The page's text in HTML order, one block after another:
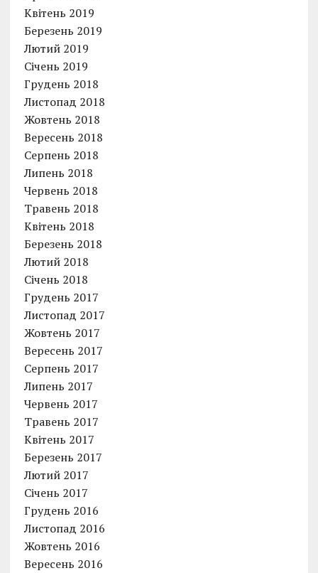
Квітень 2019
Березень 2019
Лютий 2019
Січень 2019
Грудень 2018
Листопад 2018
Жовтень 2018
Вересень 2018
Серпень 2018
Липень 2018
Червень 2018
Травень 2018
Квітень 2018
Березень 2018
Лютий 2018
Січень 2018
Грудень 2017
Листопад 2017
Жовтень 2017
Вересень 2017
Серпень 2017
Липень 2017
Червень 2017
Травень 2017
Квітень 2017
Березень 2017
Лютий 2017
Січень 2017
Грудень 2016
Листопад 2016
Жовтень 2016
Вересень 2016